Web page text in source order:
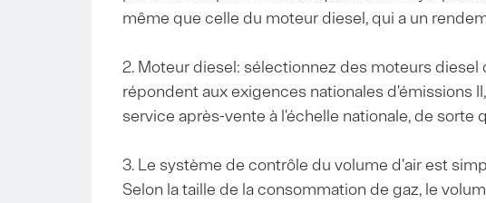
même que celle du moteur diesel, qui a un
2. Moteur diesel: sélectionnez des moteurs
répondent aux exigences nationales d'émissions
service après-vente à l'échelle nationale, de
3. Le système de contrôle du volume d'air est
Selon la taille de la consommation de gaz, le